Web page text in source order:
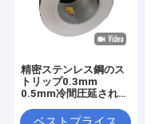
精密ステンレス鋼のス
トリップ0.3mm
0.5mm冷間圧延された